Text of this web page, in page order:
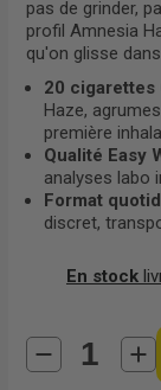
pas de grinder,
profil Amnesia
qu'on glisse
20 cigarettes
Haze,
première
Qualité Easy
analyses labo
Format
discret,
En stock